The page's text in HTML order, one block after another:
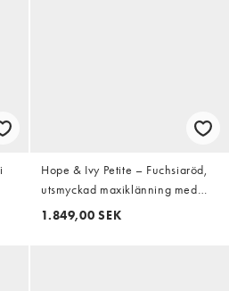
Hope & Ivy Petite – Fuchsiaröd,
utsmyckad maxiklänning med
omlottdesign framtill
1.849,00 SEK